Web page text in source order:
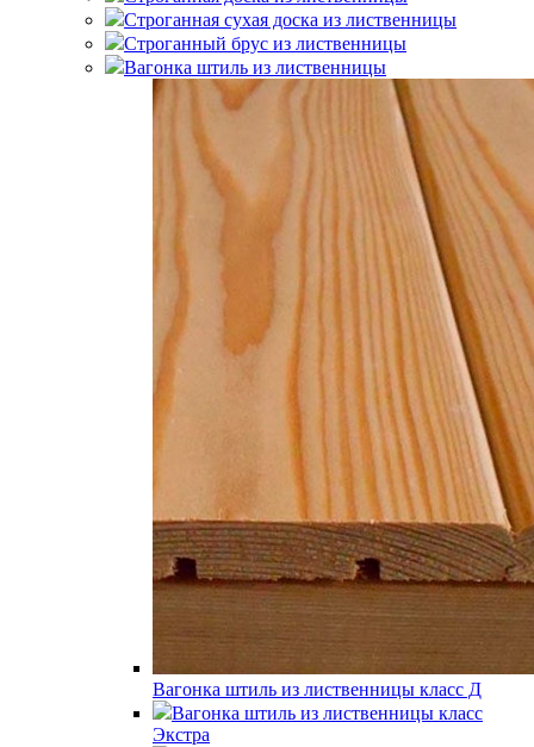
Строганная сухая доска из лиственницы
Строганный брус из лиственницы
Вагонка штиль из лиственницы
Вагонка штиль из лиственницы класс Д
Вагонка штиль из лиственницы класс
Экстра